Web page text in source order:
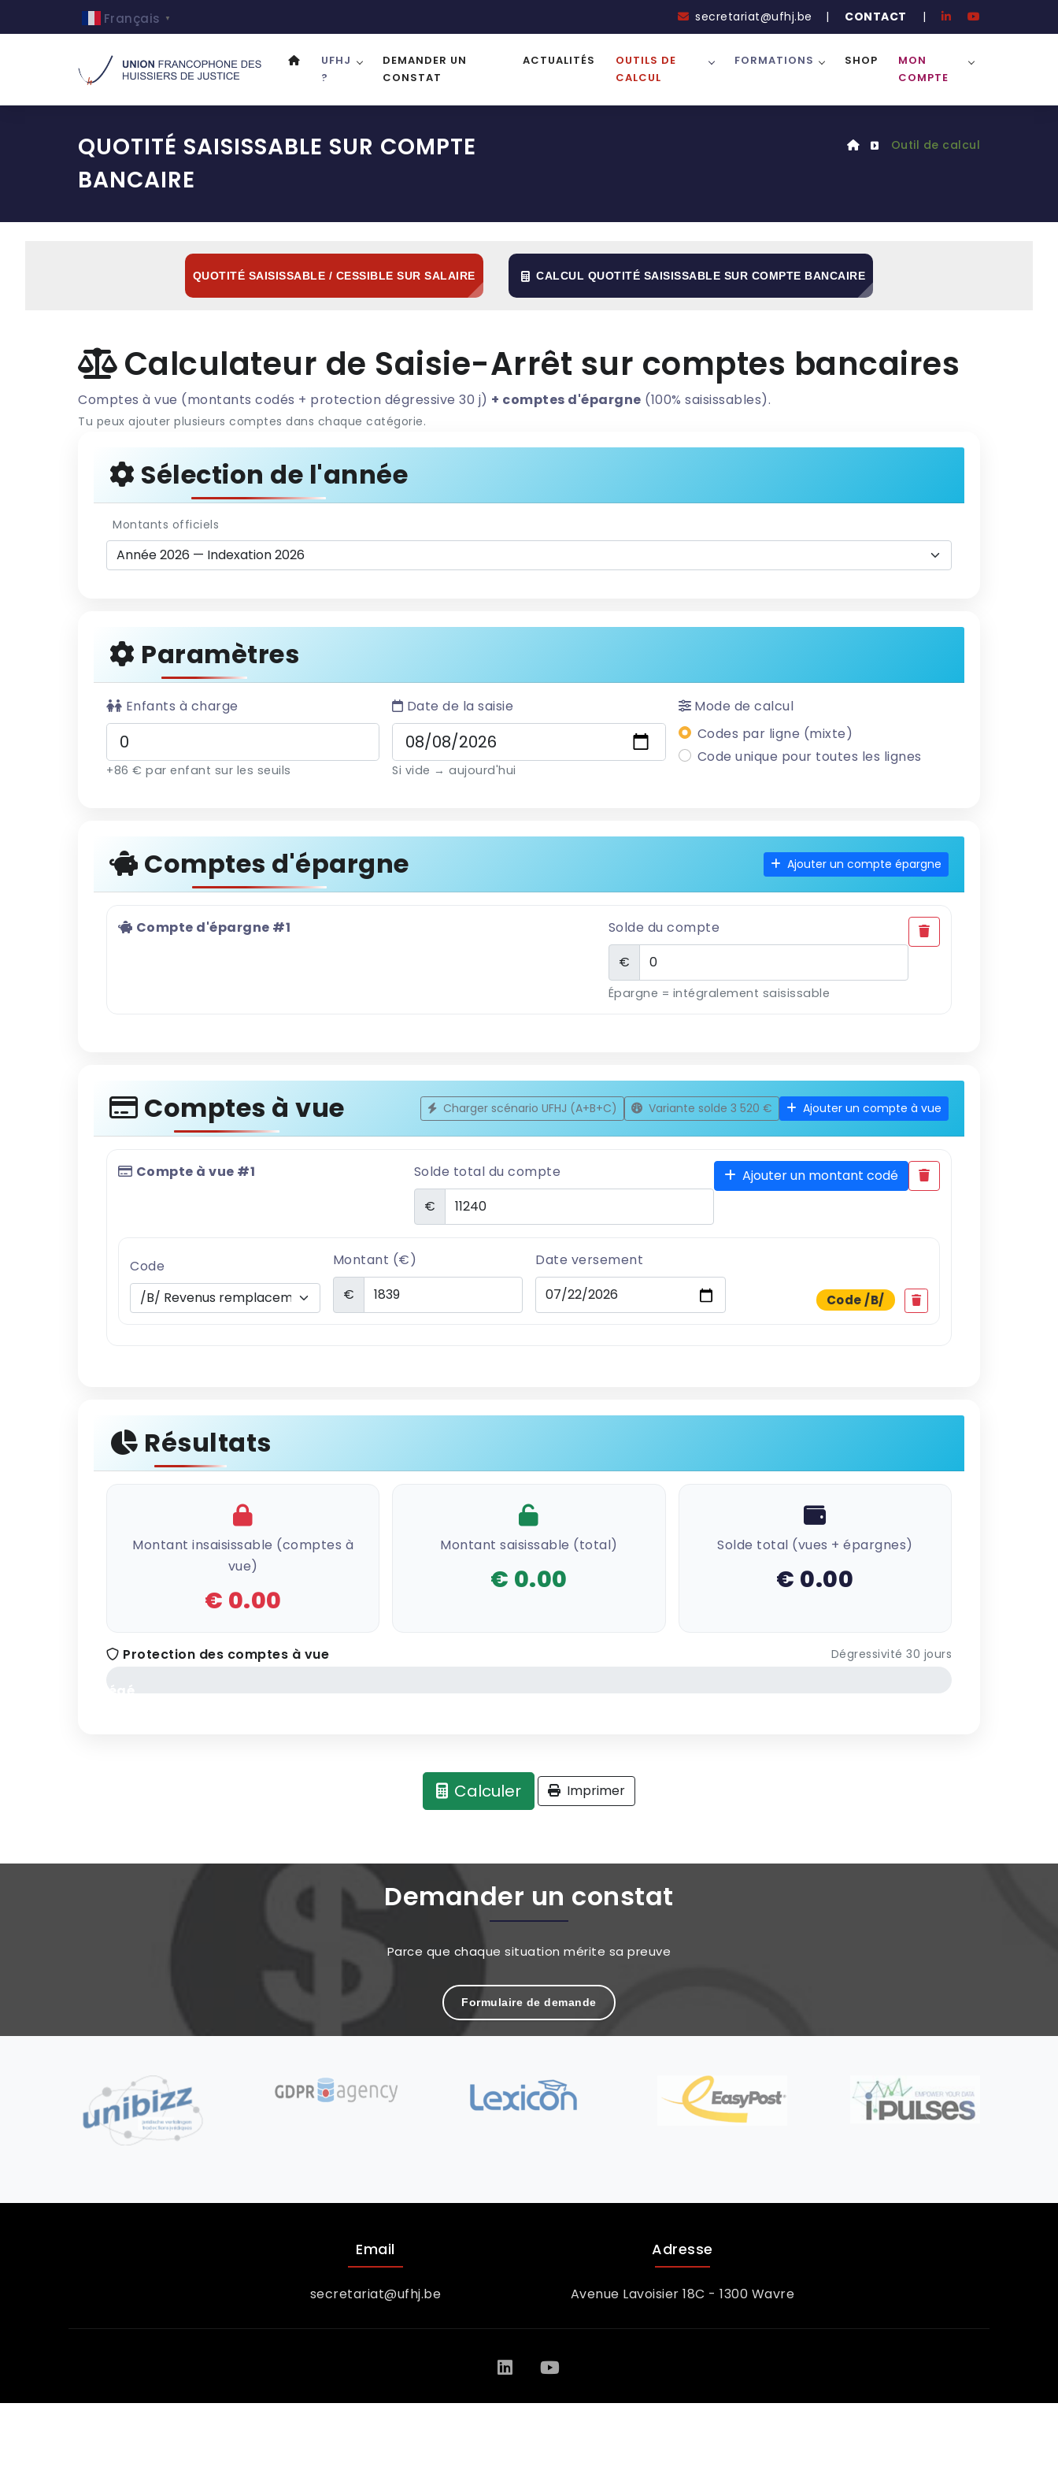
Français ▼ secretariat@ufhj.be | CONTACT |
UFHJ
?
DEMANDER UN
CONSTAT
ACTUALITÉS
OUTILS DE
CALCUL
FORMATIONS SHOP
MON
COMPTE
QUOTITÉ SAISISSABLE SUR COMPTE
BANCAIRE
Outil de calcul
QUOTITÉ SAISISSABLE / CESSIBLE SUR SALAIRE CALCUL QUOTITÉ SAISISSABLE SUR COMPTE BANCAIRE
Calculateur de Saisie-Arrêt sur comptes bancaires
Comptes à vue (montants codés + protection dégressive 30 j) + comptes d'épargne (100% saisissables).
Tu peux ajouter plusieurs comptes dans chaque catégorie.
Sélection de l'année
Montants officiels
Paramètres
Enfants à charge
+86 € par enfant sur les seuils
Date de la saisie
Si vide → aujourd'hui
Mode de calcul
Codes par ligne (mixte)
Code unique pour toutes les lignes
Comptes d'épargne Ajouter un compte épargne
Compte d'épargne #1
Solde du compte
€
Épargne = intégralement saisissable
Comptes à vue Charger scénario UFHJ (A+B+C) Variante solde 3 520 € Ajouter un compte à vue
Compte à vue #1
Solde total du compte
€
Ajouter un montant codé
Code
Montant (€)
€
Date versement
Code /B/
Résultats
Montant insaisissable (comptes à
vue)
€ 0.00
Montant saisissable (total)
€ 0.00
Solde total (vues + épargnes)
€ 0.00
Protection des comptes à vue Dégressivité 30 jours
Calculer Imprimer
Demander un constat
Parce que chaque situation mérite sa preuve
Formulaire de demande
Email
secretariat@ufhj.be
Adresse
Avenue Lavoisier 18C - 1300 Wavre